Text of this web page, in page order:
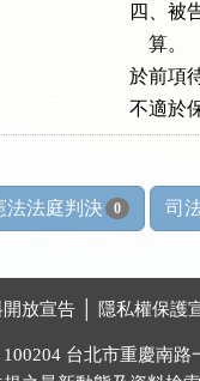
四、被
    算。
於前項
不適於
法法庭判決 0 司
放宣告 隱私權保護
台北市重慶南